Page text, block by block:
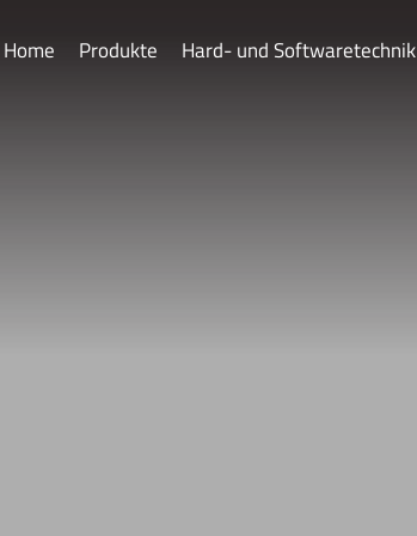
Home Produkte Hard- und Softwaretechnik